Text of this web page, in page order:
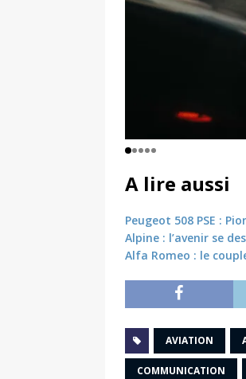
A lire aussi
Peugeot 508 PSE :
Alpine : l’avenir se
Alfa Romeo : le
AVIATION
COMMUNICATION